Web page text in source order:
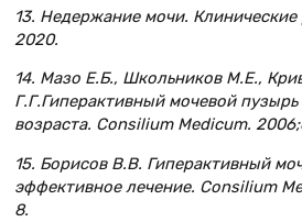
13. Недержание мочи.
2020.
14. Мазо Е.Б., Школьников М.Е.,
Г.Г.Гиперактивный мочевой
возраста. Consilium Medicum.
15. Борисов В.В. Гиперактивный
эффективное лечение. Consilium
8.